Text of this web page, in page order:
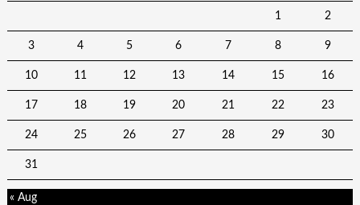
1 2
3 4 5 6 7 8 9
10 11 12 13 14 15 16
17 18 19 20 21 22 23
24 25 26 27 28 29 30
31
« Aug